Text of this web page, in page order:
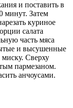
и поставить в
минут. Затем
куриное
салата
часть мяса
и высушенные
миску. Сверху
пармезаном.
анчоусами.